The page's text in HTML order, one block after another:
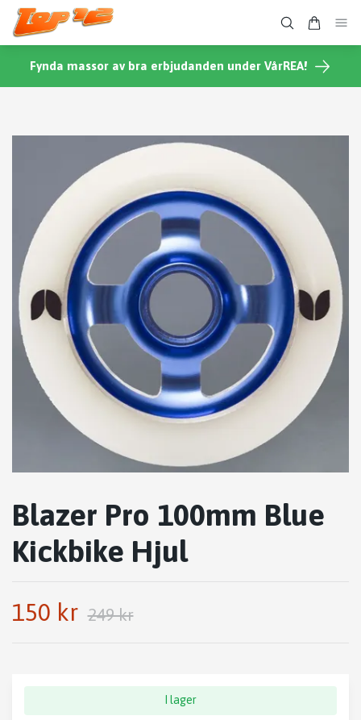
Fynda massor av bra erbjudanden under VårREA!
Blazer Pro 100mm Blue
Kickbike Hjul
150 kr 249 kr
I lager